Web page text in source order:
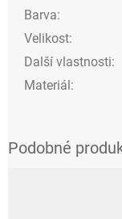
Barva:
Velikost:
Další vlastnosti:
Materiál: